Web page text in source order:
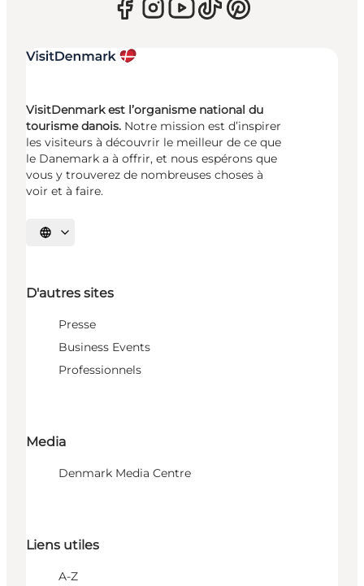
VisitDenmark est l’organisme national du
tourisme danois. Notre mission est d’inspirer
les visiteurs à découvrir le meilleur de ce que
le Danemark a à offrir, et nous espérons que
vous y trouverez de nombreuses choses à
voir et à faire.
Choisissez la langue
D'autres sites
Presse
Business Events
Professionnels
Media
Denmark Media Centre
Liens utiles
A-Z